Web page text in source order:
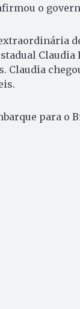
o
Claudia
para o